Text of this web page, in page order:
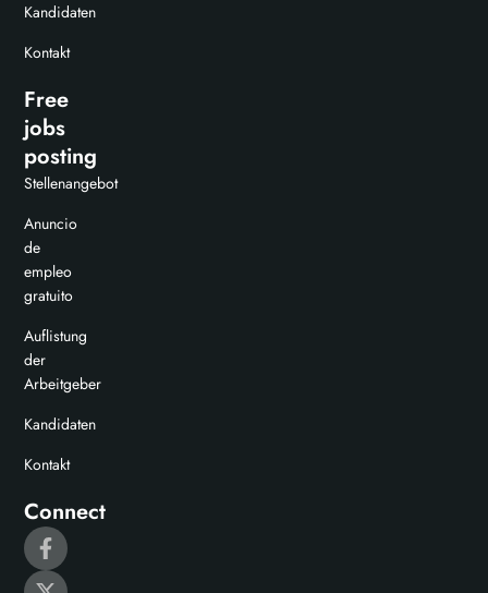
Kandidaten
Kontakt
Free
jobs
posting
Stellenangebot
Anuncio
de
empleo
gratuito
Auflistung
der
Arbeitgeber
Kandidaten
Kontakt
Connect